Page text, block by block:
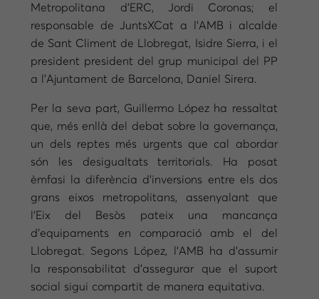
Metropolitana d’ERC, Jordi Coronas; el
responsable de JuntsXCat a l’AMB i alcalde
de Sant Climent de Llobregat, Isidre Sierra, i el
president president del grup municipal del PP
a l’Ajuntament de Barcelona, Daniel Sirera.
Per la seva part, Guillermo López ha ressaltat
que, més enllà del debat sobre la governança,
un dels reptes més urgents que cal abordar
són les desigualtats territorials. Ha posat
èmfasi la diferència d’inversions entre els dos
grans eixos metropolitans, assenyalant que
l’Eix del Besòs pateix una mancança
d’equipaments en comparació amb el del
Llobregat. Segons López, l’AMB ha d’assumir
la responsabilitat d’assegurar que el suport
social sigui compartit de manera equitativa.